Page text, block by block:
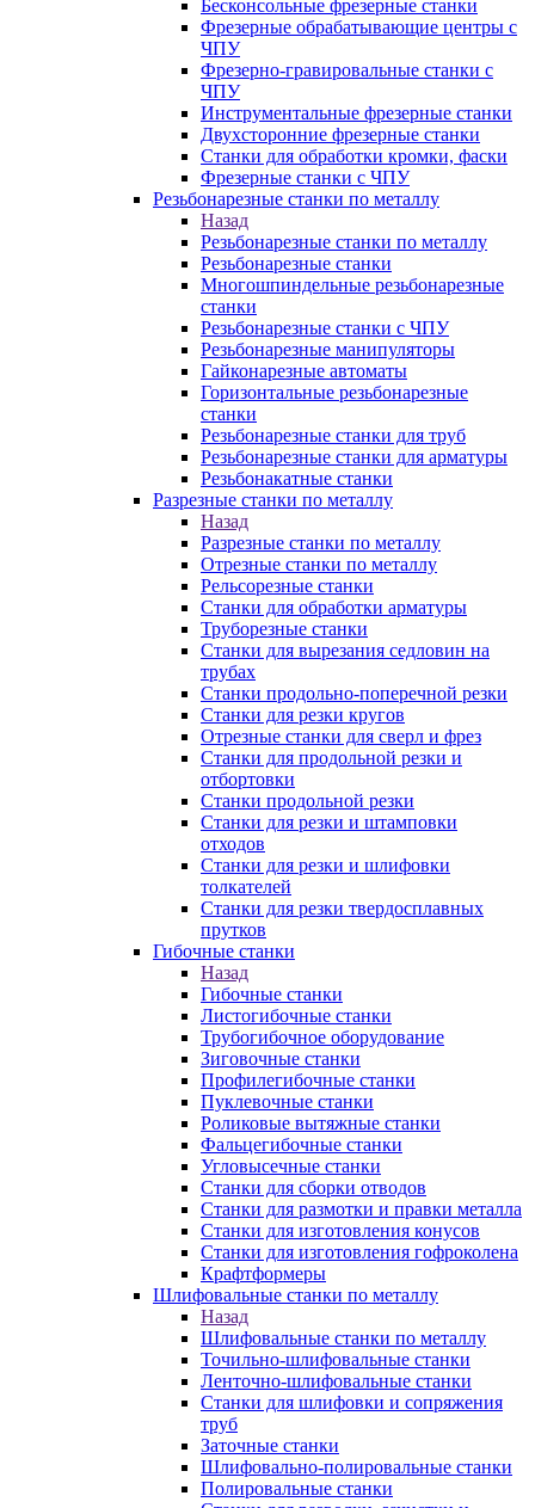
Бесконсольные фрезерные станки
Фрезерные обрабатывающие центры с
ЧПУ
Фрезерно-гравировальные станки с
ЧПУ
Инструментальные фрезерные станки
Двухсторонние фрезерные станки
Станки для обработки кромки, фаски
Фрезерные станки с ЧПУ
Резьбонарезные станки по металлу
Назад
Резьбонарезные станки по металлу
Резьбонарезные станки
Многошпиндельные резьбонарезные
станки
Резьбонарезные станки с ЧПУ
Резьбонарезные манипуляторы
Гайконарезные автоматы
Горизонтальные резьбонарезные
станки
Резьбонарезные станки для труб
Резьбонарезные станки для арматуры
Резьбонакатные станки
Разрезные станки по металлу
Назад
Разрезные станки по металлу
Отрезные станки по металлу
Рельсорезные станки
Станки для обработки арматуры
Труборезные станки
Станки для вырезания седловин на
трубаx
Станки продольно-поперечной резки
Станки для резки кругов
Отрезные станки для сверл и фрез
Станки для продольной резки и
отбортовки
Станки продольной резки
Станки для резки и штамповки
отходов
Станки для резки и шлифовки
толкателей
Станки для резки твердосплавных
прутков
Гибочные станки
Назад
Гибочные станки
Листогибочные станки
Трубогибочное оборудование
Зиговочные станки
Профилегибочные станки
Пуклевочные станки
Роликовые вытяжные станки
Фальцегибочные станки
Угловысечные станки
Станки для сборки отводов
Станки для размотки и правки металла
Станки для изготовления конусов
Станки для изготовления гофроколена
Крафтформеры
Шлифовальные станки по металлу
Назад
Шлифовальные станки по металлу
Точильно-шлифовальные станки
Ленточно-шлифовальные станки
Станки для шлифовки и сопряжения
труб
Заточные станки
Шлифовально-полировальные станки
Полировальные станки